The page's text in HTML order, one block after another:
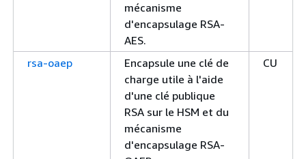
mécanisme
d'encapsulage RSA-
AES.
rsa-oaep
Encapsule une clé de
charge utile à l'aide
d'une clé publique
RSA sur le HSM et du
mécanisme
d'encapsulage RSA-
CU